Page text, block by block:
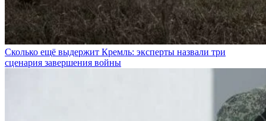
Сколько ещё выдержит Кремль: эксперты назвали три
сценария завершения войны